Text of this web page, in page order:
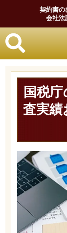
契約書の
会社法
国税
査実績